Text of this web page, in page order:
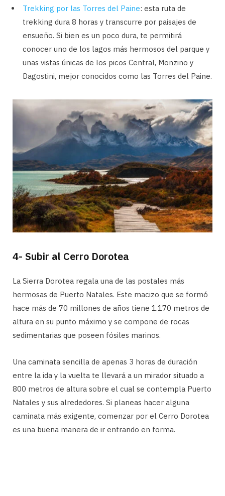
Trekking por las Torres del Paine: esta ruta de
trekking dura 8 horas y transcurre por paisajes de
ensueño. Si bien es un poco dura, te permitirá
conocer uno de los lagos más hermosos del parque y
unas vistas únicas de los picos Central, Monzino y
Dagostini, mejor conocidos como las Torres del Paine.
4- Subir al Cerro Dorotea
La Sierra Dorotea regala una de las postales más
hermosas de Puerto Natales. Este macizo que se formó
hace más de 70 millones de años tiene 1.170 metros de
altura en su punto máximo y se compone de rocas
sedimentarias que poseen fósiles marinos.
Una caminata sencilla de apenas 3 horas de duración
entre la ida y la vuelta te llevará a un mirador situado a
800 metros de altura sobre el cual se contempla Puerto
Natales y sus alrededores. Si planeas hacer alguna
caminata más exigente, comenzar por el Cerro Dorotea
es una buena manera de ir entrando en forma.